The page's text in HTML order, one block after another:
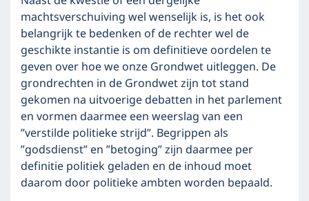
machtsverschuiving wel wenselijk is, is het ook
belangrijk te bedenken of de rechter wel de
geschikte instantie is om definitieve oordelen te
geven over hoe we onze Grondwet uitleggen. De
grondrechten in de Grondwet zijn tot stand
gekomen na uitvoerige debatten in het parlement
en vormen daarmee een weerslag van een
”verstilde politieke strijd”. Begrippen als
”godsdienst” en ”betoging” zijn daarmee per
definitie politiek geladen en de inhoud moet
daarom door politieke ambten worden bepaald.